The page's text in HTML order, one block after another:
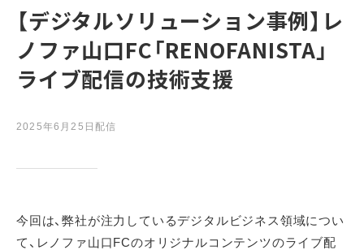
【デジタルソリューション事例】レ
ノファ山口FC「RENOFANISTA」
ライブ配信の技術支援
2025年6月25日配信
今回は、弊社が注力しているデジタルビジネス領域につい
て、レノファ山口FCのオリジナルコンテンツのライブ配